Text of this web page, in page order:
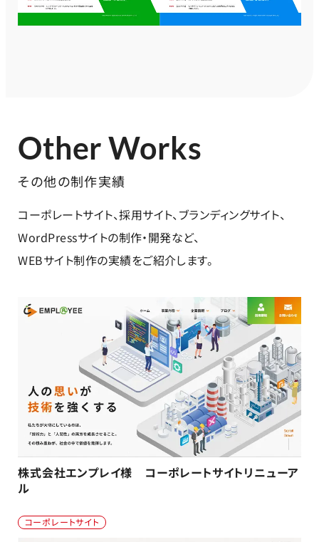
Other Works
その他の制作実績
コーポレートサイト、採用サイト、ブランディングサイト、
WordPressサイトの制作・開発など、
WEBサイト制作の実績をご紹介します。
株式会社エンプレイ様 コーポレートサイトリニューア
ル
コーポレートサイト